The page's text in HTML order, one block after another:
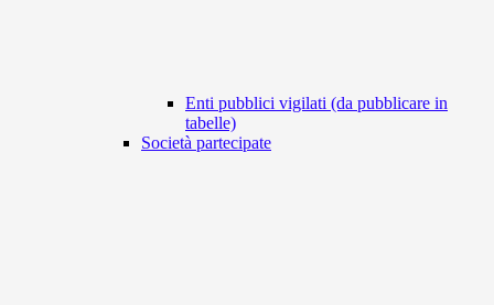
Enti pubblici vigilati (da pubblicare in
tabelle)
Società partecipate